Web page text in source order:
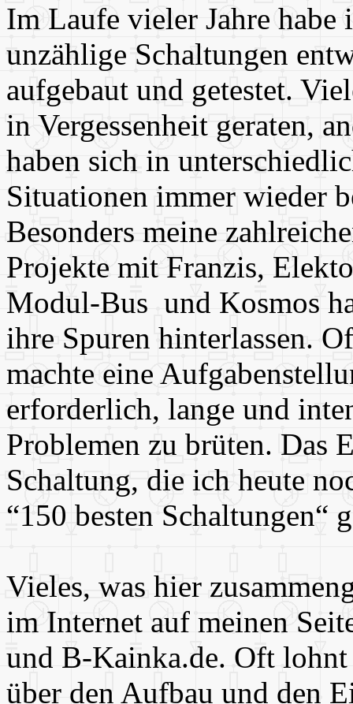
Im Laufe vieler Jahre habe
unzählige Schaltungen
aufgebaut und getestet.
in Vergessenheit geraten,
haben sich in
Situationen immer wieder
Besonders meine
Projekte mit Franzis,
Modul-Bus und Kosmos
ihre Spuren hinterlassen.
machte eine
erforderlich, lange und
Problemen zu brüten. Das
Schaltung, die ich heute
“150 besten Schaltungen“
Vieles, was hier
im Internet auf meinen
und B-Kainka.de. Oft
über den Aufbau und den